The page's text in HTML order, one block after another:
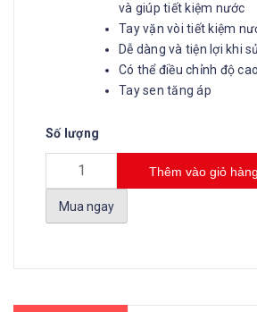
và giúp tiết kiệm nước
Tay vặn vòi tiết kiệm
Dễ dàng và tiện lợi khi
Có thể điều chỉnh độ
Tay sen tăng áp
Số lượng
Thêm vào giỏ hàng
Mua ngay